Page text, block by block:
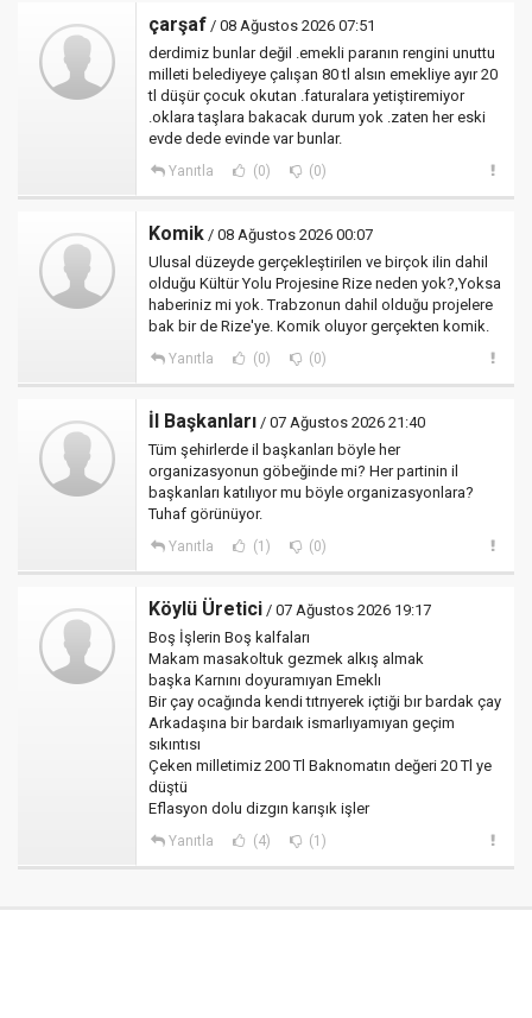
çarşaf / 08 Ağustos 2026 07:51
derdimiz bunlar değil .emekli paranın rengini unuttu
milleti belediyeye çalışan 80 tl alsın emekliye ayır 20
tl düşür çocuk okutan .faturalara yetiştiremiyor
.oklara taşlara bakacak durum yok .zaten her eski
evde dede evinde var bunlar.
Yanıtla (0) (0)
Komik / 08 Ağustos 2026 00:07
Ulusal düzeyde gerçekleştirilen ve birçok ilin dahil
olduğu Kültür Yolu Projesine Rize neden yok?,Yoksa
haberiniz mi yok. Trabzonun dahil olduğu projelere
bak bir de Rize'ye. Komik oluyor gerçekten komik.
Yanıtla (0) (0)
İl Başkanları / 07 Ağustos 2026 21:40
Tüm şehirlerde il başkanları böyle her
organizasyonun göbeğinde mi? Her partinin il
başkanları katılıyor mu böyle organizasyonlara?
Tuhaf görünüyor.
Yanıtla (1) (0)
Köylü Üretici / 07 Ağustos 2026 19:17
Boş İşlerin Boş kalfaları
Makam masakoltuk gezmek alkış almak
başka Karnını doyuramıyan Emeklı
Bir çay ocağında kendi tıtrıyerek içtiği bır bardak çay
Arkadaşına bir bardaık ismarlıyamıyan geçim
sıkıntısı
Çeken milletimiz 200 Tl Baknomatın değeri 20 Tl ye
düştü
Eflasyon dolu dizgın karışık işler
Yanıtla (4) (1)